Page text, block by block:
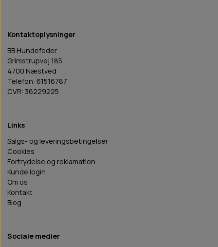
Kontaktoplysninger
BB Hundefoder
Grimstrupvej 185
4700 Næstved
Telefon: 61516787
CVR: 36229225
Links
Salgs- og leveringsbetingelser
Cookies
Fortrydelse og reklamation
Kunde login
Om os
Kontakt
Blog
Sociale medier